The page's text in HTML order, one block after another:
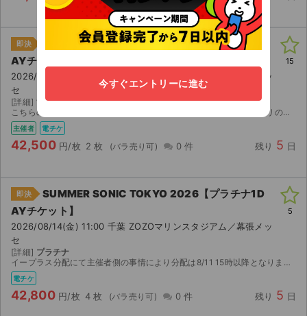
即決
SUMMER SONIC TOKYO 2026【プラチナ1D
AYチケット】
2026/08/14(金) 11:00 千葉 ZOZOマリンスタジアム／幕張メッ
セ
[詳細] 1day プラチナチケット ２枚。
こちらのチケットはスマチケになります。 事前にイ－プラスのアプリのインストールをお済ませください。 ご購入の場合にはイ－プラスのアプリに登録済みのメ－ルアドレス（複数枚ご購入の場合には複数人分...
主催者 電チケ
42,500 円/枚 2 枚 0 件 残り 5 日
15
即決
SUMMER SONIC TOKYO 2026【プラチナ1D
AYチケット】
2026/08/14(金) 11:00 千葉 ZOZOマリンスタジアム／幕張メッ
セ
[詳細] プラチナ
イープラス分配にて主催者側の事情により分配は8/11 15時以降となります。 何卒宜しくお願いします。
電チケ
42,800 円/枚 4 枚 0 件 残り 5 日
5
今すぐエントリーに進む